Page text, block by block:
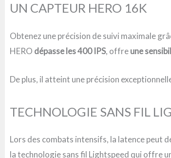
UN CAPTEUR HERO 16K
Obtenez une précision de suivi maximale
HERO dépasse les 400 IPS, offreune
De plus, il atteint une précision
TECHNOLOGIE SANS FIL
Lors des combats intensifs, la latence peut
la technologie sans fil Lightspeed qui offre